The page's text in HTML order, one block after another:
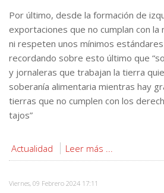
Por último, desde la formación de
exportaciones que no cumplan con
ni respeten unos mínimos
recordando sobre esto último que
y jornaleras que trabajan la tierra
soberanía alimentaria mientras hay
tierras que no cumplen con los
tajos”
Actualidad Leer más ...
Viernes, 09 Febrero 2024 17:11